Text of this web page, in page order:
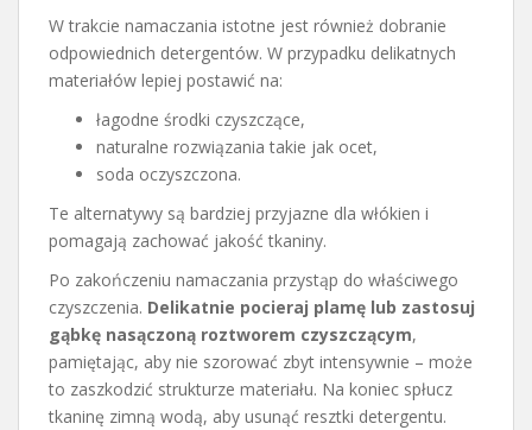
W trakcie namaczania istotne jest również dobranie
odpowiednich detergentów. W przypadku delikatnych
materiałów lepiej postawić na:
łagodne środki czyszczące,
naturalne rozwiązania takie jak ocet,
soda oczyszczona.
Te alternatywy są bardziej przyjazne dla włókien i
pomagają zachować jakość tkaniny.
Po zakończeniu namaczania przystąp do właściwego
czyszczenia. Delikatnie pocieraj plamę lub zastosuj
gąbkę nasączoną roztworem czyszczącym,
pamiętając, aby nie szorować zbyt intensywnie – może
to zaszkodzić strukturze materiału. Na koniec spłucz
tkaninę zimną wodą, aby usunąć resztki detergentu.